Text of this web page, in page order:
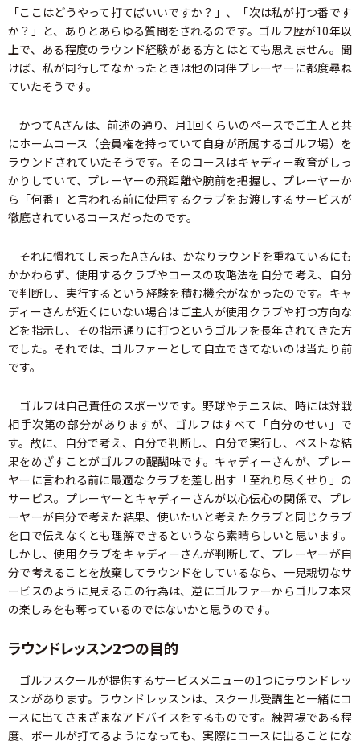
「ここはどうやって打てばいいですか？」、「次は私が打つ番です
か？」と、ありとあらゆる質問をされるのです。ゴルフ歴が10年以
上で、ある程度のラウンド経験がある方とはとても思えません。聞
けば、私が同行してなかったときは他の同伴プレーヤーに都度尋ね
ていたそうです。
かつてAさんは、前述の通り、月1回くらいのペースでご主人と共
にホームコース（会員権を持っていて自身が所属するゴルフ場）を
ラウンドされていたそうです。そのコースはキャディー教育がしっ
かりしていて、プレーヤーの飛距離や腕前を把握し、プレーヤーか
ら「何番」と言われる前に使用するクラブをお渡しするサービスが
徹底されているコースだったのです。
それに慣れてしまったAさんは、かなりラウンドを重ねているにも
かかわらず、使用するクラブやコースの攻略法を自分で考え、自分
で判断し、実行するという経験を積む機会がなかったのです。キャ
ディーさんが近くにいない場合はご主人が使用クラブや打つ方向な
どを指示し、その指示通りに打つというゴルフを長年されてきた方
でした。それでは、ゴルファーとして自立できてないのは当たり前
です。
ゴルフは自己責任のスポーツです。野球やテニスは、時には対戦
相手次第の部分がありますが、ゴルフはすべて「自分のせい」で
す。故に、自分で考え、自分で判断し、自分で実行し、ベストな結
果をめざすことがゴルフの醍醐味です。キャディーさんが、プレー
ヤーに言われる前に最適なクラブを差し出す「至れり尽くせり」の
サービス。プレーヤーとキャディーさんが以心伝心の関係で、プレ
ーヤーが自分で考えた結果、使いたいと考えたクラブと同じクラブ
を口で伝えなくとも理解できるというなら素晴らしいと思います。
しかし、使用クラブをキャディーさんが判断して、プレーヤーが自
分で考えることを放棄してラウンドをしているなら、一見親切なサ
ービスのように見えるこの行為は、逆にゴルファーからゴルフ本来
の楽しみをも奪っているのではないかと思うのです。
ラウンドレッスン2つの目的
ゴルフスクールが提供するサービスメニューの1つにラウンドレッ
スンがあります。ラウンドレッスンは、スクール受講生と一緒にコ
ースに出てさまざまなアドバイスをするものです。練習場である程
度、ボールが打てるようになっても、実際にコースに出ることにな